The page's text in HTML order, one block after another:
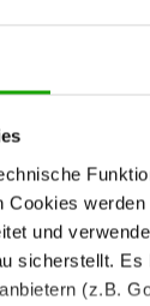
und
sicherstellt.
(z.B.